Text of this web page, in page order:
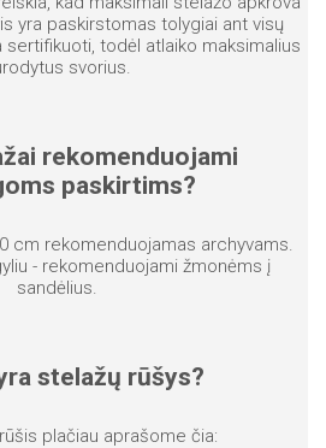
yra paskirstomas tolygiai ant visų
sertifikuoti, todėl atlaiko maksimalius
svorius.
rekomenduojami
paskirtims?
cm rekomenduojamas archyvams.
- rekomenduojami žmonėms į
sandėlius.
stelažų rūšys?
plačiau aprašome čia: